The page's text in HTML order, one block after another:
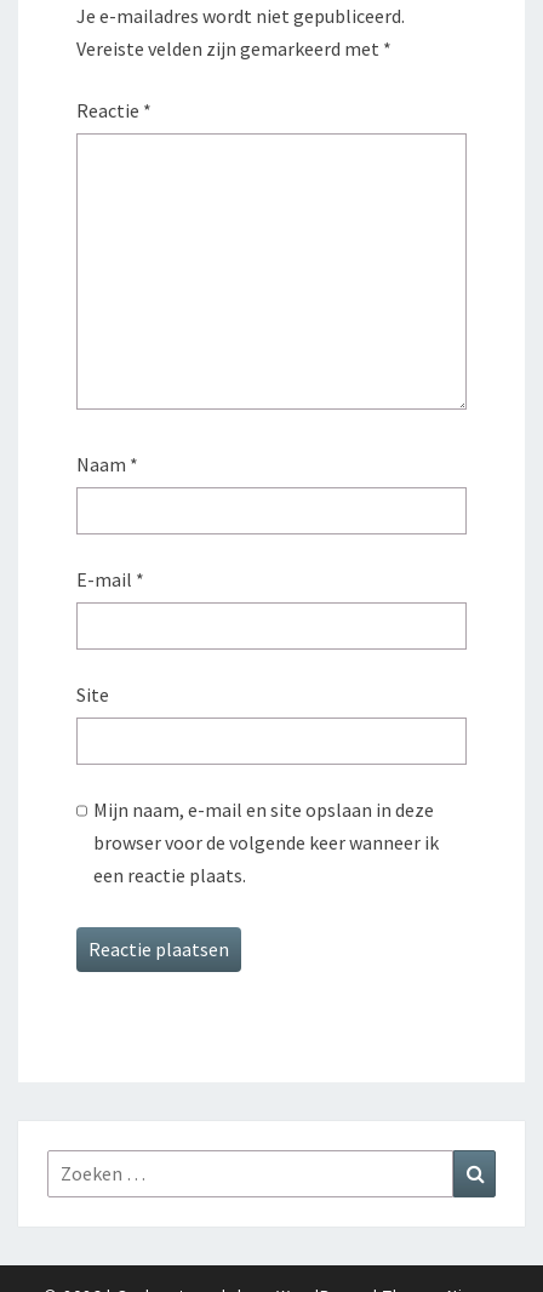
Je e-mailadres wordt niet gepubliceerd.
Vereiste velden zijn gemarkeerd met *
Reactie *
Naam *
E-mail *
Site
Mijn naam, e-mail en site opslaan in deze
browser voor de volgende keer wanneer ik
een reactie plaats.
Zoeken
naar: